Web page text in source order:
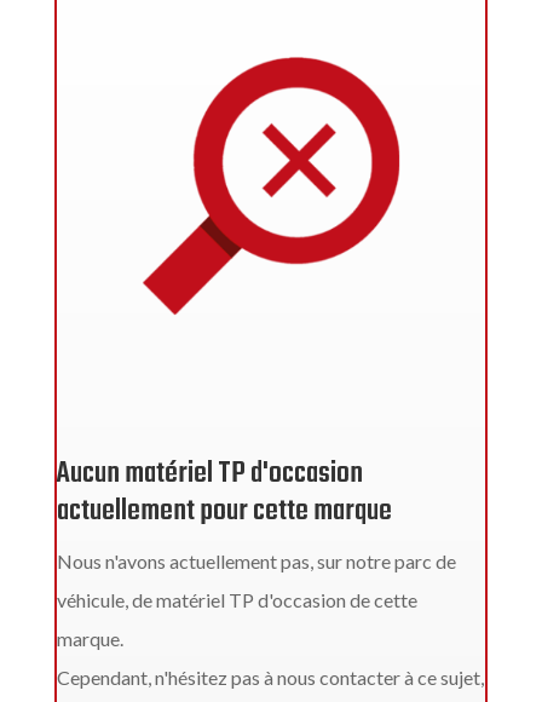
Aucun matériel TP d'occasion
actuellement pour cette marque
Nous n'avons actuellement pas, sur notre parc de
véhicule, de matériel TP d'occasion de cette
marque.
Cependant, n'hésitez pas à nous contacter à ce sujet,